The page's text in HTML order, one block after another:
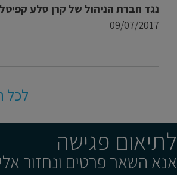
נגד חברת הניהול של קרן סלע קפיטל
09/07/2017
לכל
לתיאום פגישה
אנא השאר פרטים ונחזור